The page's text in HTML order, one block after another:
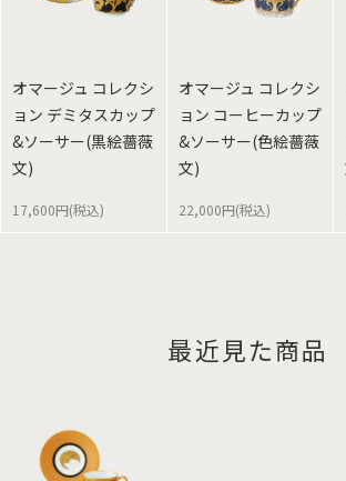
オマージュ コレクシ
ョン デミタスカップ
&ソーサー(黒絵薔薇
文)
17,600円(税込)
オマージュ コレクシ
ョン コーヒーカップ
&ソーサー(色絵薔薇
文)
22,000円(税込)
最近見た商品